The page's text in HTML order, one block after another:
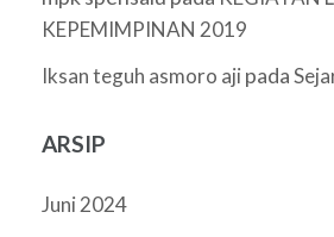
KEPEMIMPINAN 2019
Iksan teguh asmoro aji pada
ARSIP
Juni 2024